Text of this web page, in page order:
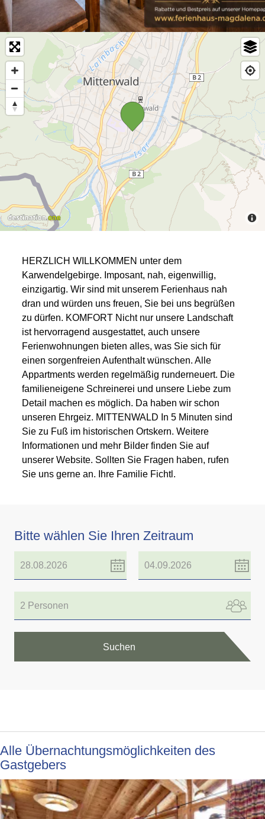
HERZLICH WILLKOMMEN unter dem
Karwendelgebirge. Imposant, nah, eigenwillig,
einzigartig. Wir sind mit unserem Ferienhaus nah
dran und würden uns freuen, Sie bei uns begrüßen
zu dürfen. KOMFORT Nicht nur unsere Landschaft
ist hervorragend ausgestattet, auch unsere
Ferienwohnungen bieten alles, was Sie sich für
einen sorgenfreien Aufenthalt wünschen. Alle
Appartments werden regelmäßig runderneuert. Die
familieneigene Schreinerei und unsere Liebe zum
Detail machen es möglich. Da haben wir schon
unseren Ehrgeiz. MITTENWALD In 5 Minuten sind
Sie zu Fuß im historischen Ortskern. Weitere
Informationen und mehr Bilder finden Sie auf
unserer Website. Sollten Sie Fragen haben, rufen
Sie uns gerne an. Ihre Familie Fichtl.
Bitte wählen Sie Ihren Zeitraum
2 Personen
Suchen
Alle Übernachtungsmöglichkeiten des
Gastgebers